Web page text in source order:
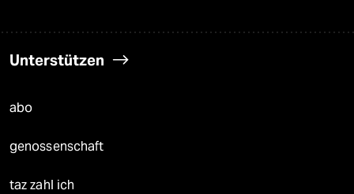
Unterstützen
abo
genossenschaft
taz zahl ich